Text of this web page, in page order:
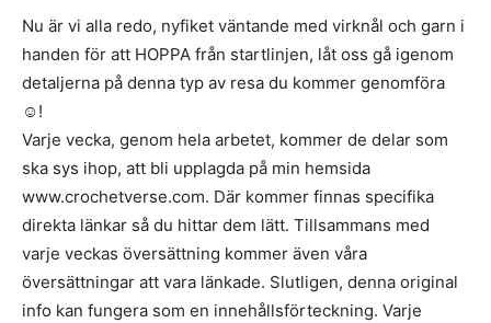
Nu är vi alla redo, nyfiket väntande med virknål och garn i
handen för att HOPPA från startlinjen, låt oss gå igenom
detaljerna på denna typ av resa du kommer genomföra
☺!
Varje vecka, genom hela arbetet, kommer de delar som
ska sys ihop, att bli upplagda på min hemsida
www.crochetverse.com. Där kommer finnas specifika
direkta länkar så du hittar dem lätt. Tillsammans med
varje veckas översättning kommer även våra
översättningar att vara länkade. Slutligen, denna original
info kan fungera som en innehållsförteckning. Varje